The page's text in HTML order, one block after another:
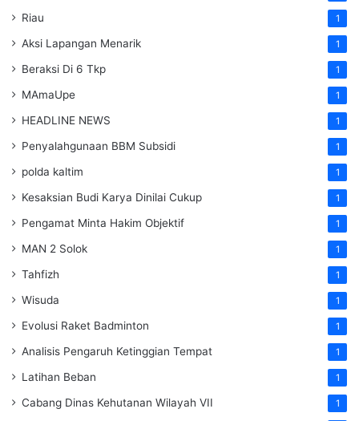
Riau 1
Aksi Lapangan Menarik 1
Beraksi Di 6 Tkp 1
MAmaUpe 1
HEADLINE NEWS 1
Penyalahgunaan BBM Subsidi 1
polda kaltim 1
Kesaksian Budi Karya Dinilai Cukup 1
Pengamat Minta Hakim Objektif 1
MAN 2 Solok 1
Tahfizh 1
Wisuda 1
Evolusi Raket Badminton 1
Analisis Pengaruh Ketinggian Tempat 1
Latihan Beban 1
Cabang Dinas Kehutanan Wilayah VII 1